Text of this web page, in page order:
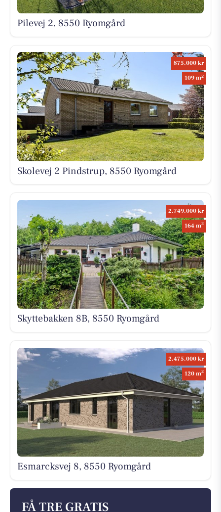
Pilevej 2, 8550 Ryomgård
875.000 kr
109 m2
Skolevej 2 Pindstrup, 8550 Ryomgård
2.749.000 kr
164 m2
Skyttebakken 8B, 8550 Ryomgård
2.475.000 kr
120 m2
Esmarcksvej 8, 8550 Ryomgård
FÅ TRE GRATIS